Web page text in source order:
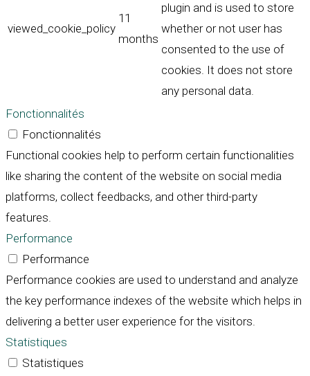
viewed_cookie_policy
11
months
plugin and is used to store
whether or not user has
consented to the use of
cookies. It does not store
any personal data.
Fonctionnalités
Fonctionnalités
Functional cookies help to perform certain functionalities
like sharing the content of the website on social media
platforms, collect feedbacks, and other third-party
features.
Performance
Performance
Performance cookies are used to understand and analyze
the key performance indexes of the website which helps in
delivering a better user experience for the visitors.
Statistiques
Statistiques